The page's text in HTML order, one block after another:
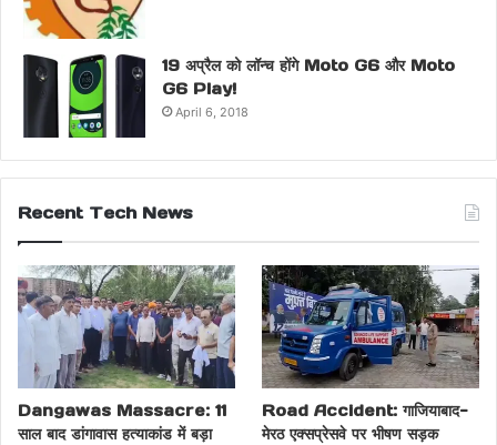
19 अप्रैल को लॉन्च होंगे Moto G6 और Moto
G6 Play!
April 6, 2018
Recent Tech News
Dangawas Massacre: 11
साल बाद डांगावास हत्याकांड में बड़ा
Road Accident: गाजियाबाद-
मेरठ एक्सप्रेसवे पर भीषण सड़क